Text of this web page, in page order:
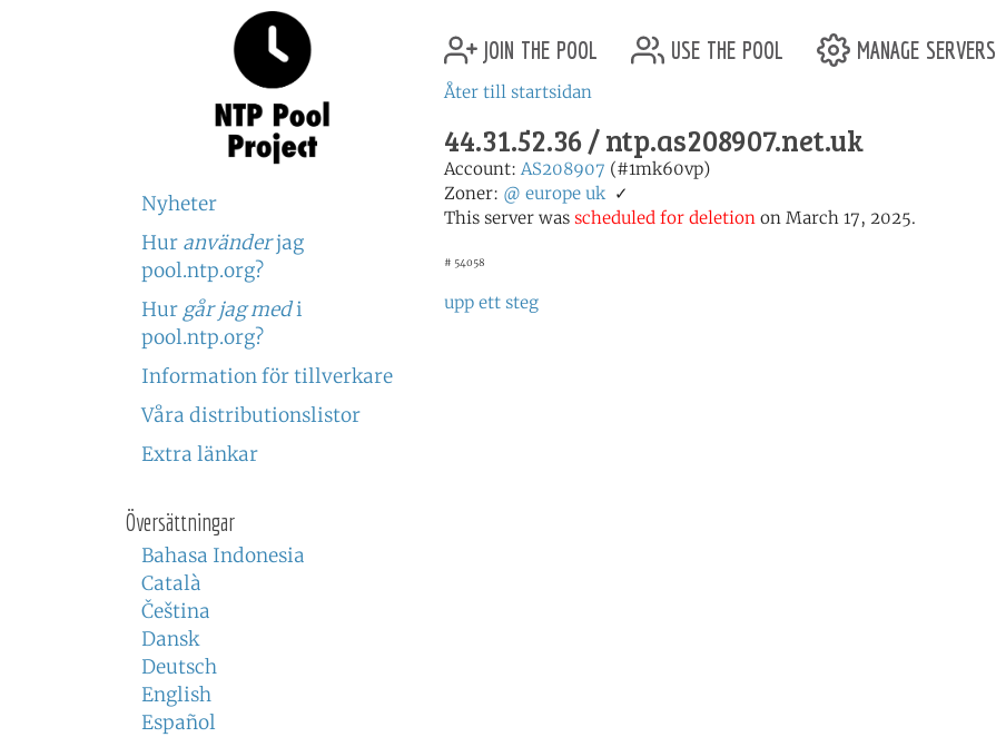
Nyheter
Hur använderjag
pool.ntp.org?
Hur går jag medi
pool.ntp.org?
Information för tillverkare
Våra distributionslistor
Extra länkar
Översättningar
Bahasa Indonesia
Català
Čeština
Dansk
Deutsch
English
Español
join the pool use the pool manage servers
Åter till startsidan
44.31.52.36 / ntp.as208907.net.uk
Account: AS208907 (#1mk60vp)
Zoner: @ europe uk ✓
This server was scheduled for deletion on March 17, 2025.
# 54058
upp ett steg